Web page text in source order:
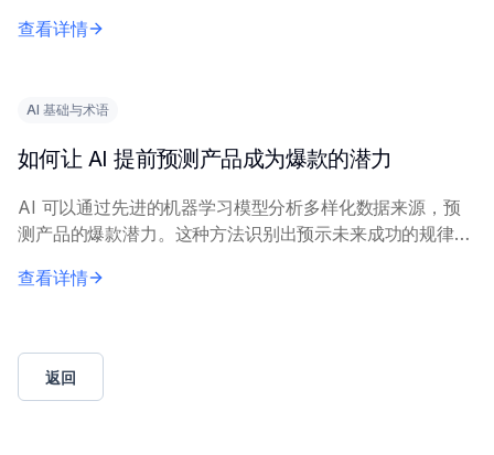
训练 AI 模型，以生成相关洞察。营...
查看详情
AI 基础与术语
如何让 AI 提前预测产品成为爆款的潜力
AI 可以通过先进的机器学习模型分析多样化数据来源，预
测产品的爆款潜力。这种方法识别出预示未来成功的规律模
感、搜索趋势和消费者反馈。机器学习技术，...
查看详情
返回